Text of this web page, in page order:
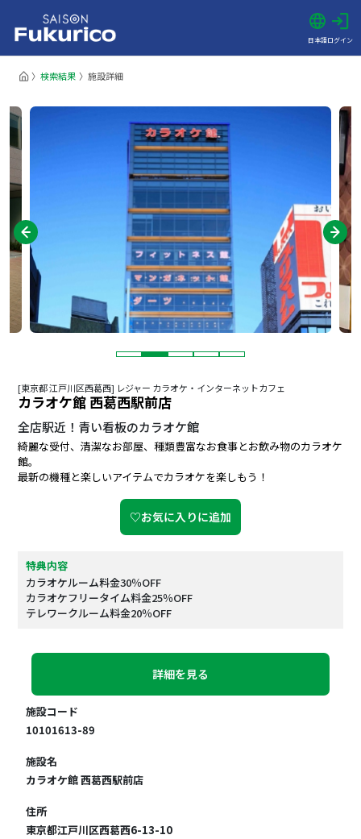
日本語ログイン
検索結果 施設詳細
[東京都 江戸川区西葛西] レジャー カラオケ・インターネットカフェ
カラオケ館 西葛西駅前店
全店駅近！青い看板のカラオケ館
綺麗な受付、清潔なお部屋、種類豊富なお食事とお飲み物のカラオケ
館。
最新の機種と楽しいアイテムでカラオケを楽しもう！
♡お気に入りに追加
特典内容
カラオケルーム料金30％OFF
カラオケフリータイム料金25％OFF
テレワークルーム料金20％OFF
詳細を見る
施設コード
10101613-89
施設名
カラオケ館 西葛西駅前店
住所
東京都江戸川区西葛西6-13-10